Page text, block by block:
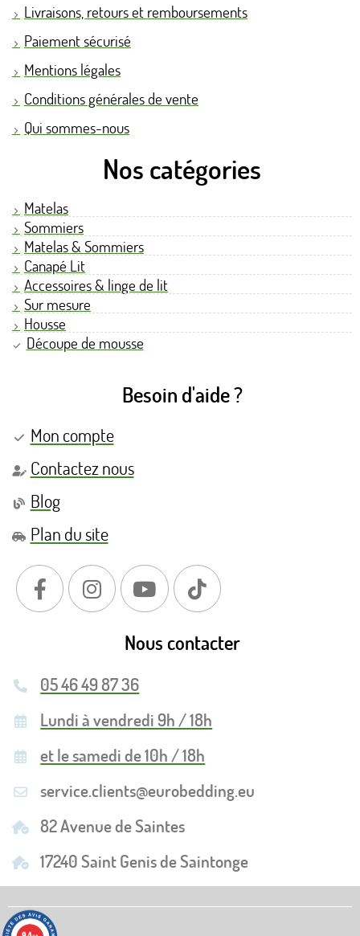
Livraisons, retours et remboursements
Paiement sécurisé
Mentions légales
Conditions générales de vente
Qui sommes-nous
Nos catégories
Matelas
Sommiers
Matelas & Sommiers
Canapé Lit
Accessoires & linge de lit
Sur mesure
Housse
Découpe de mousse
Besoin d'aide ?
Mon compte
Contactez nous
Blog
Plan du site
Nous contacter
05 46 49 87 36
Lundi à vendredi 9h / 18h
et le samedi de 10h / 18h
service.clients@eurobedding.eu
82 Avenue de Saintes
17240 Saint Genis de Saintonge